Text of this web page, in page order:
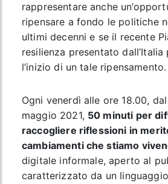
rappresentare anche
ripensare a fondo le politiche
ultimi decenni e se il recente
resilienza presentato
l’inizio di un tale ripensamento.
Ogni venerdì alle ore 18.00,
maggio 2021, 50 minuti per
raccogliere riflessioni in
cambiamenti che stiamo
digitale informale, aperto al
caratterizzato da un